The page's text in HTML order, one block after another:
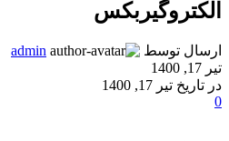
الکتروگیربکس
ارسال توسط
admin
تیر 17, 1400
در تاریخ تیر 17, 1400
0